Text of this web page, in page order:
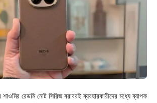
শাওমির রেডমি নোট সিরিজ বরাবরই ব্যবহারকারীদের মধ্যে ব্যাপক